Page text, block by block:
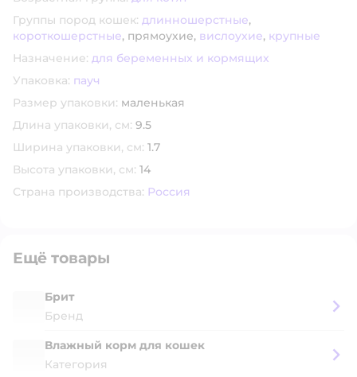
Группы пород кошек: длинношерстные,
короткошерстные, прямоухие, вислоухие, крупные
Назначение: для беременных и кормящих
Упаковка: пауч
Размер упаковки: маленькая
Длина упаковки, см: 9.5
Ширина упаковки, см: 1.7
Высота упаковки, см: 14
Страна производства: Россия
Ещё товары
Брит
Бренд
Влажный корм для кошек
Категория